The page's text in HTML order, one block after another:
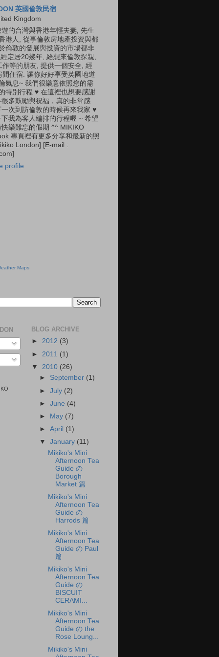
英國倫敦民宿
Kingdom
的台灣與香港年輕夫妻, 先生
港人, 從事倫敦房地產投資與都
倫敦的發展與投資的市場都非
定居20幾年, 給想來倫敦探親,
作等的朋友, 提供一個安全, 經
住宿. 讓你好好享受英國地道
氣息~ 我們很樂意依照您的需
特別行程 ♥ 在這裡也想要感謝
多鼓勵與祝福，真的非常感
次到訪倫敦的時候再來我家 ♥
我為客人編排的行程喔 ~ 希望
樂難忘的假期 ^^ MIKIKO
專頁裡有更多分享和最新的照
London] [E-mail :
profile
Maps
BLOG ARCHIVE
► 2012 (3)
► 2011 (1)
▼ 2010 (26)
► September (1)
►July (2)
►June (4)
►
May (7)
►April (1)
▼January (11)
Mikiko's Mini
Afternoon Tea
Guide の
Borough
Market 篇
Mikiko's Mini
Afternoon Tea
Guide の
Harrods 篇
Mikiko's Mini
Afternoon Tea
Guide の Paul
篇
Mikiko's Mini
Afternoon Tea
Guide の
BISCUIT
CERAMI...
Mikiko's Mini
Afternoon Tea
Guide の the
Rose Loung...
Mikiko's Mini